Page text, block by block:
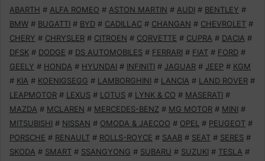
ABARTH # ALFA ROMEO # ASTON MARTIN # AUDI # BENTLEY #
BMW # BUGATTI # BYD # CADILLAC # CHANGAN # CHEVROLET #
CHERY # CHRYSLER # CITROEN # CORVETTE # CUPRA # DACIA #
DFSK # DODGE # DS AUTOMOBILES # FERRARI # FIAT # FORD #
GEELY # HONDA # HYUNDAI # INFINITI # JAGUAR # JEEP # KGM
# KIA # KOENIGSEGG # LAMBORGHINI # LANCIA # LAND ROVER #
LEAPMOTOR # LEXUS # LOTUS # LYNK & CO # MASERATI #
MAZDA # MCLAREN # MERCEDES-BENZ # MG MOTOR # MINI #
MITSUBISHI # NISSAN # OMODA & JAECOO # OPEL # PEUGEOT #
PORSCHE # RENAULT # ROLLS-ROYCE # SAAB # SEAT # SERES #
SKODA # SMART # SSANGYONG # SUBARU # SUZUKI # TESLA #